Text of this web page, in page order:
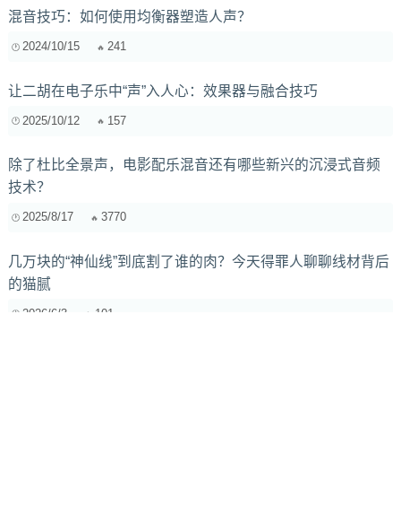
混音技巧：如何使用均衡器塑造人声？
2024/10/15 241
让二胡在电子乐中“声”入人心：效果器与融合技巧
2025/10/12 157
除了杜比全景声，电影配乐混音还有哪些新兴的沉浸式音频
技术？
2025/8/17 3770
几万块的“神仙线”到底割了谁的肉？今天得罪人聊聊线材背后
的猫腻
2026/6/3 101